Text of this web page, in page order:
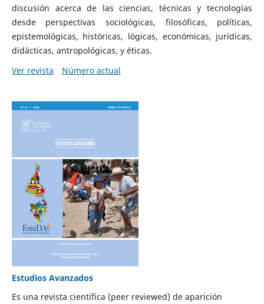
discusión acerca de las ciencias, técnicas y tecnologías
desde perspectivas sociológicas, filosóficas, políticas,
epistemológicas, históricas, lógicas, económicas, jurídicas,
didácticas, antropológicas, y éticas.
Ver revista
Número actual
Estudios Avanzados
Es una revista científica (peer reviewed) de aparición